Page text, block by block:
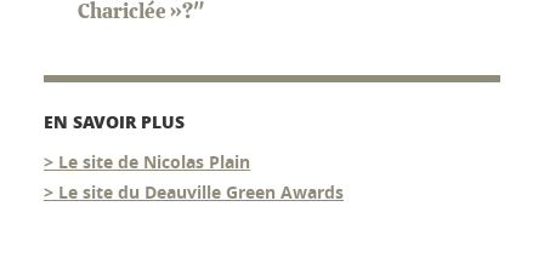
Chariclée »?"
EN SAVOIR PLUS
> Le site de Nicolas Plain
> Le site du Deauville Green Awards